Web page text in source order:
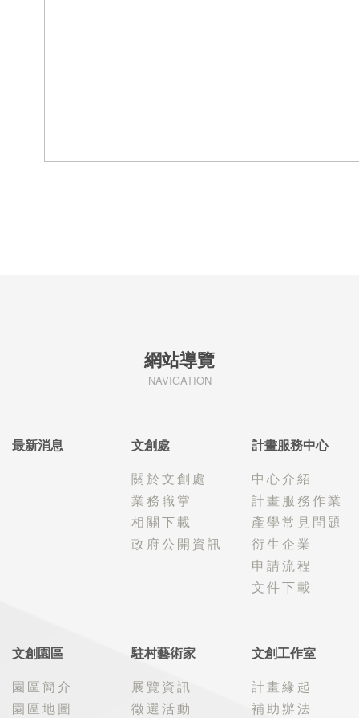
網站導覽
NAVIGATION
最新消息
文創處
關於文創處
業務職掌
相關下載
政府公開資訊
計畫服務中心
中心介紹
計畫服務作業
產學常見問題
衍生企業
申請流程
文件下載
文創園區
園區簡介
園區地圖
駐村藝術家
展覽資訊
徵選活動
文創工作室
計畫緣起
補助辦法